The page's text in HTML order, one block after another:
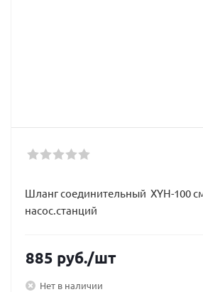
Шланг соединительный XYH-100
насос.станций
885 руб./шт
Нет в наличии